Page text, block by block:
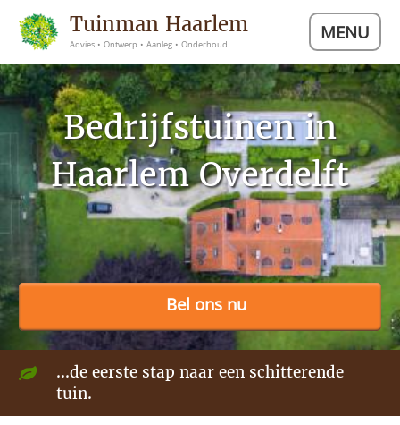
Tuinman Haarlem
Advies • Ontwerp • Aanleg • Onderhoud MENU
Bedrijfstuinen in
Haarlem Overdelft
Bel ons nu
...de eerste stap naar een schitterende
tuin.